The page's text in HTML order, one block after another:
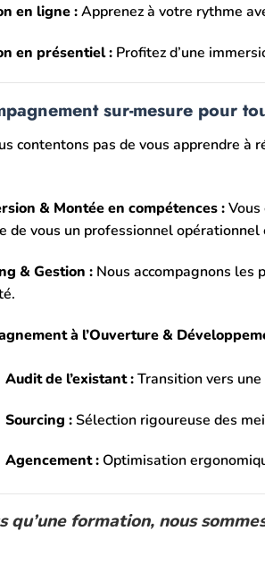
en ligne :Apprenez à votre rythme
en présentiel :Profitez d’une
sur-mesure pour
contentons pas de vous apprendre à
& Montée en compétences :Vous
de vous un professionnel opérationnel
& Gestion :Nous accompagnons les
à l’Ouverture &
Audit de l’existant :Transition vers une
Sourcing :Sélection rigoureuse des
Agencement :Optimisation
qu’une formation, nous